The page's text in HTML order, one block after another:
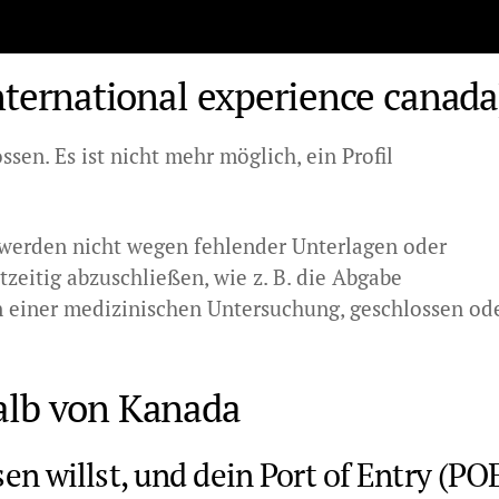
experience
Es ist nicht mehr möglich, ein Profil
nicht wegen fehlender Unterlagen oder
abzuschließen, wie z. B. die Abgabe
medizinischen Untersuchung, geschlossen
von Kanada
willst, und dein Port of Entry